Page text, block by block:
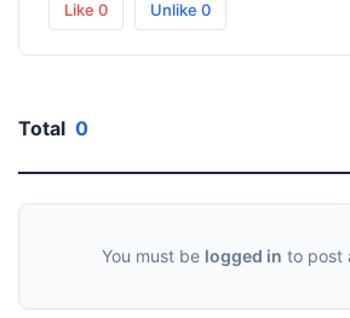
Like 0 Unlike 0
Total 0
You must be logged in to post